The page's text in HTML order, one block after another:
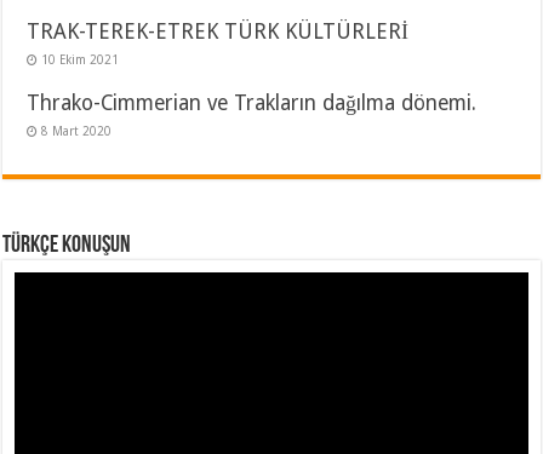
TRAK-TEREK-ETREK TÜRK KÜLTÜRLERİ
10 Ekim 2021
Thrako-Cimmerian ve Trakların dağılma dönemi.
8 Mart 2020
TÜRKÇE KONUŞUN